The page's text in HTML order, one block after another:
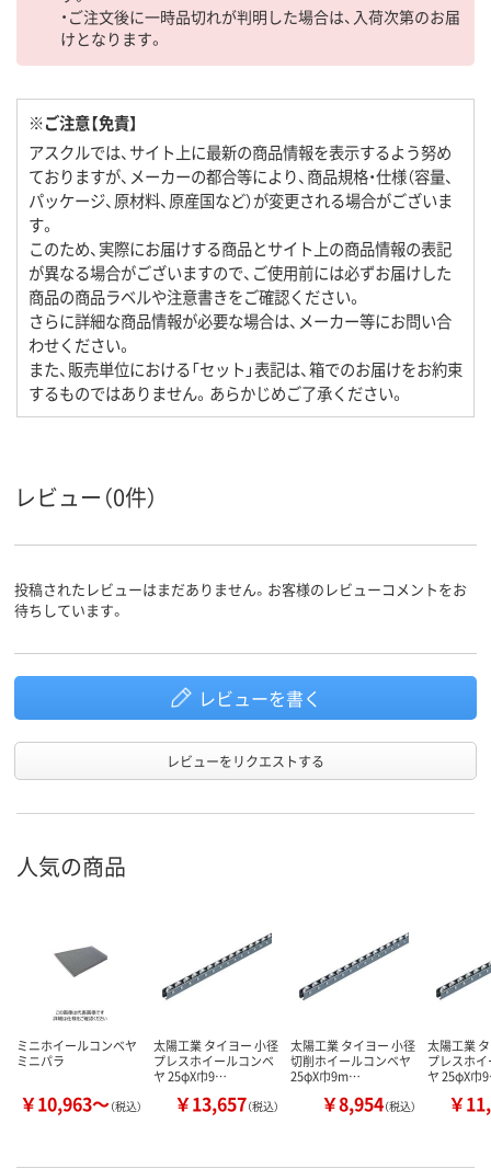
・ご注文後に一時品切れが判明した場合は、入荷次第のお届
けとなります。
※ご注意【免責】
アスクルでは、サイト上に最新の商品情報を表示するよう努め
ておりますが、メーカーの都合等により、商品規格・仕様（容量、
パッケージ、原材料、原産国など）が変更される場合がございま
す。
このため、実際にお届けする商品とサイト上の商品情報の表記
が異なる場合がございますので、ご使用前には必ずお届けした
商品の商品ラベルや注意書きをご確認ください。
さらに詳細な商品情報が必要な場合は、メーカー等にお問い合
わせください。
また、販売単位における「セット」表記は、箱でのお届けをお約束
するものではありません。あらかじめご了承ください。
レビュー（0件）
投稿されたレビューはまだありません。お客様のレビューコメントをお
待ちしています。
レビューを書く
レビューをリクエストする
人気の商品
ミニホイールコンベヤ
ミニパラ
￥10,963～（税込）
太陽工業 タイヨー 小径
プレスホイールコンベ
ヤ 25φX巾9…
￥13,657（税込）
太陽工業 タイヨー 小径
切削ホイールコンベヤ
25φX巾9m…
￥8,954（税込）
太陽工業
プレスホ
ヤ 25φX巾
￥